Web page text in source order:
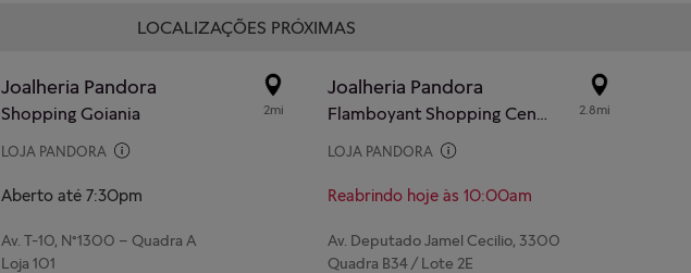
LOCALIZAÇÕES PRÓXIMAS
Joalheria Pandora
Shopping Goiania
LOJA PANDORA
Aberto até 7:30pm
2mi
Av. T-10, N°1300 – Quadra A
Loja 101
Joalheria Pandora
LOJA PANDORA
Reabrindo hoje às 10:00am
2.8mi
Av. Deputado Jamel Cecilio, 3300
Quadra B34 / Lote 2E